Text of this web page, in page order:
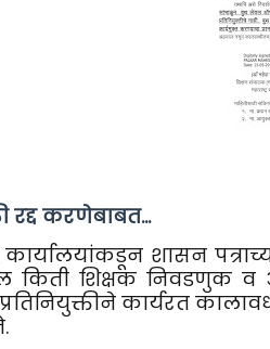
रद्द करणेबाबत...
कार्यालयांकडून शासन
किती शिक्षक निवडणुक व
प्रतिनियुक्तीने कार्यरत